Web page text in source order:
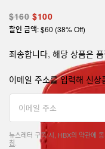
$160 $100
할인 금액: $60 (38% Off)
죄송합니다, 해당 상품은
이메일 주소를 입력해 신
뉴스레터 구독 시, HBX의 약관에
침